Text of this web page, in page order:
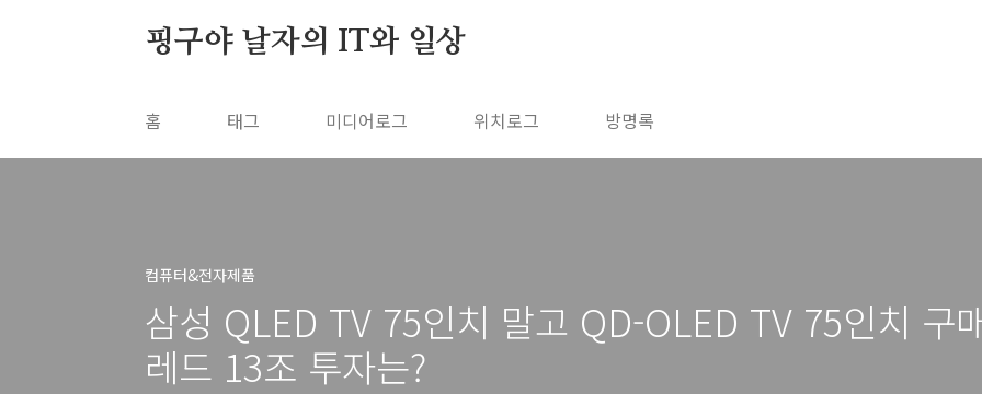
핑구야 날자의 IT와 일상
홈 태그 미디어로그 위치로그 방명록
컴퓨터&전자제품
삼성 QLED TV 75인치 말고 QD-OLED TV 75인치 구
레드 13조 투자는?